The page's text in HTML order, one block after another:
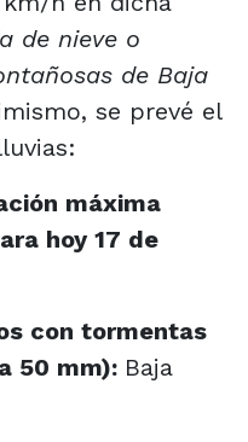
de nieve o
de Baja
se prevé el
máxima
hoy 17 de
con tormentas
50 mm): Baja